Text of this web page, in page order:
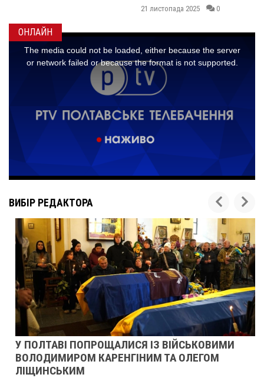
14 листопада 2025
ОНЛАЙН
ВИБІР РЕДАКТОРА
У ПОЛТАВІ ПОПРОЩАЛИСЯ ІЗ ВІЙСЬКОВИМИ
ВОЛОДИМИРОМ КАРЕНГІНИМ ТА ОЛЕГОМ
ЛІЩИНСЬКИМ